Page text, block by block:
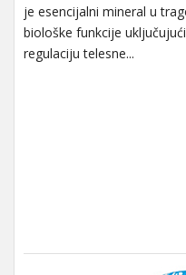
je esencijalni mineral u
biološke funkcije
regulaciju telesne...